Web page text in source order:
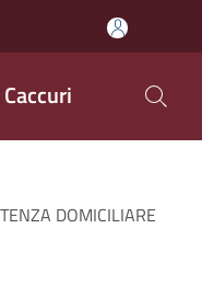
DOMICILIARE